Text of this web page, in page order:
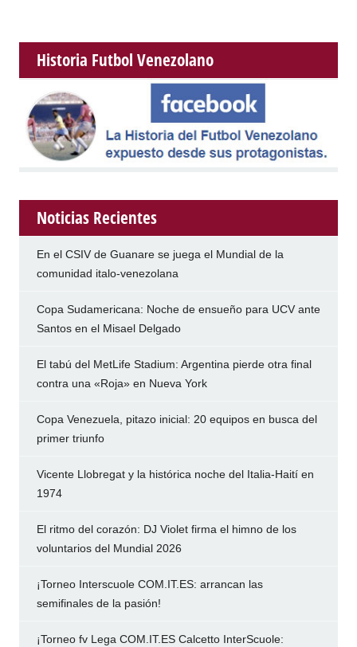
Historia Futbol Venezolano
Noticias Recientes
En el CSIV de Guanare se juega el Mundial de la
comunidad italo-venezolana
Copa Sudamericana: Noche de ensueño para UCV ante
Santos en el Misael Delgado
El tabú del MetLife Stadium: Argentina pierde otra final
contra una «Roja» en Nueva York
Copa Venezuela, pitazo inicial: 20 equipos en busca del
primer triunfo
Vicente Llobregat y la histórica noche del Italia-Haití en
1974
El ritmo del corazón: DJ Violet firma el himno de los
voluntarios del Mundial 2026
¡Torneo Interscuole COM.IT.ES: arrancan las
semifinales de la pasión!
¡Torneo fv Lega COM.IT.ES Calcetto InterScuole: